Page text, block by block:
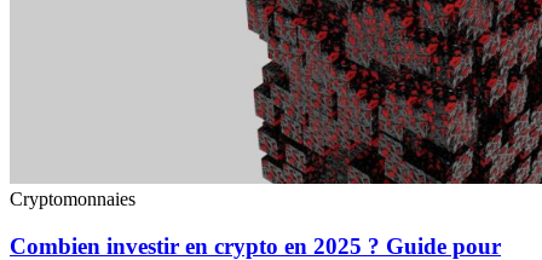
Cryptomonnaies
Combien investir en crypto en 2025 ? Guide pour